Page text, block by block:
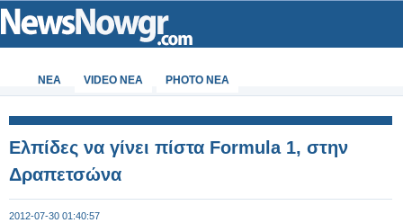
ΝΕΑ VIDEO NEA PHOTO NEA
Ελπίδες να γίνει πίστα Formula 1, στην
Δραπετσώνα
2012-07-30 01:40:57